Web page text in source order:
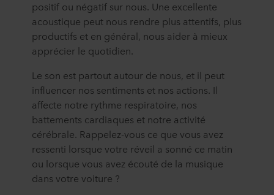
positif ou négatif sur nous. Une excellente
acoustique peut nous rendre plus attentifs, plus
productifs et en général, nous aider à mieux
apprécier le quotidien.
Le son est partout autour de nous, et il peut
influencer nos sentiments et nos actions. Il
affecte notre rythme respiratoire, nos
battements cardiaques et notre activité
cérébrale. Rappelez-vous ce que vous avez
ressenti lorsque votre réveil a sonné ce matin
ou lorsque vous avez écouté de la musique
dans votre voiture ?